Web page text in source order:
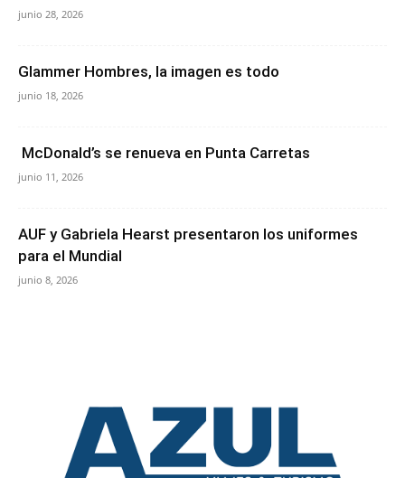
junio 28, 2026
Glammer Hombres, la imagen es todo
junio 18, 2026
McDonald’s se renueva en Punta Carretas
junio 11, 2026
AUF y Gabriela Hearst presentaron los uniformes
para el Mundial
junio 8, 2026